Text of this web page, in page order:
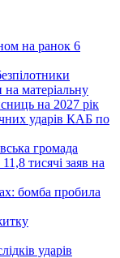
на ранок 6
матеріальну
на 2027 рік
ударів КАБ по
громада
тисячі заяв на
бомба пробила
ударів